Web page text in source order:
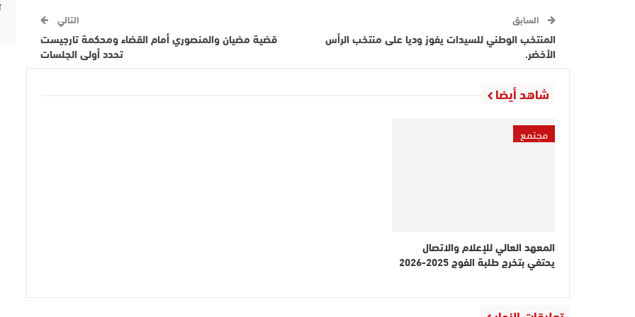
السابق
المنتخب الوطني للسيدات يفوز وديا على منتخب الرأس
الأخضر.
التالي
قضية مضيان والمنصوري أمام القضاء ومحكمة تارجيست
تحدد أولى الجلسات
شاهد أيضا
مجتمع
المعهد العالي للإعلام والاتصال
يحتفي بتخرج طلبة الفوج 2025-2026